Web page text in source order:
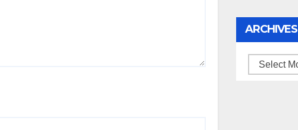
ARCHIVES
Archives